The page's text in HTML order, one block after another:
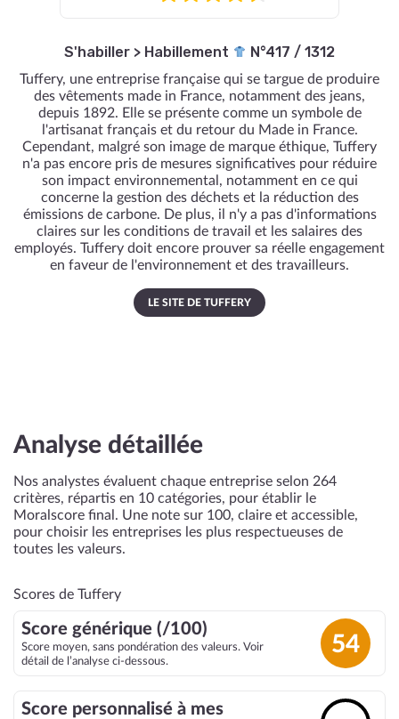
S'habiller > Habillement N°417 / 1312
Tuffery, une entreprise française qui se targue de produire
des vêtements made in France, notamment des jeans,
depuis 1892. Elle se présente comme un symbole de
l'artisanat français et du retour du Made in France.
Cependant, malgré son image de marque éthique, Tuffery
n'a pas encore pris de mesures significatives pour réduire
son impact environnemental, notamment en ce qui
concerne la gestion des déchets et la réduction des
émissions de carbone. De plus, il n'y a pas d'informations
claires sur les conditions de travail et les salaires des
employés. Tuffery doit encore prouver sa réelle engagement
en faveur de l'environnement et des travailleurs.
LE SITE DE TUFFERY
Analyse détaillée
Nos analystes évaluent chaque entreprise selon 264
critères, répartis en 10 catégories, pour établir le
Moralscore final. Une note sur 100, claire et accessible,
pour choisir les entreprises les plus respectueuses de
toutes les valeurs.
Scores de Tuffery
Score générique (/100)
Score moyen, sans pondération des valeurs. Voir
détail de l’analyse ci-dessous.
54
Score personnalisé à mes